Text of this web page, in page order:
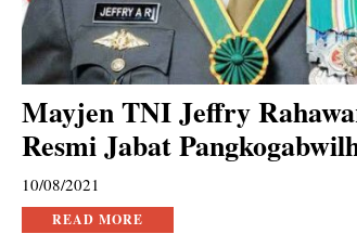
Mayjen TNI Jeffry
Resmi Jabat
10/08/2021
READ MORE